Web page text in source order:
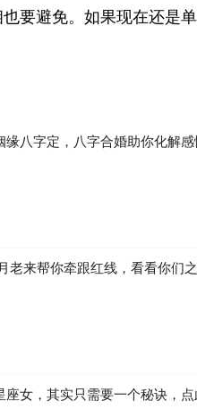
要避免。如果现在还是
八字定，八字合婚助你化解感
老来帮你牵跟红线，看看你们
女，其实只需要一个秘诀，